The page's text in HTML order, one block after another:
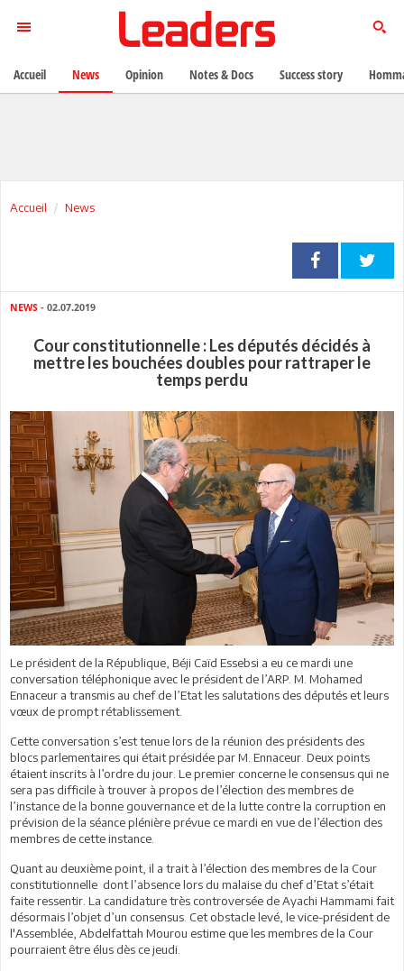
Accueil News
NEWS - 02.07.2019
Cour constitutionnelle : Les députés décidés à
mettre les bouchées doubles pour rattraper le
temps perdu
Le président de la République, Béji Caïd Essebsi a eu ce mardi une
conversation téléphonique avec le président de l’ARP. M. Mohamed
Ennaceur a transmis au chef de l’Etat les salutations des députés et leurs
vœux de prompt rétablissement.
Cette conversation s’est tenue lors de la réunion des présidents des
blocs parlementaires qui était présidée par M. Ennaceur. Deux points
étaient inscrits à l’ordre du jour. Le premier concerne le consensus qui ne
sera pas difficile à trouver à propos de l’élection des membres de
l’instance de la bonne gouvernance et de la lutte contre la corruption en
prévision de la séance plénière prévue ce mardi en vue de l’élection des
membres de cette instance.
Quant au deuxième point, il a trait à l’élection des membres de la Cour
constitutionnelle dont l’absence lors du malaise du chef d’Etat s’était
faite ressentir. La candidature très controversée de Ayachi Hammami fait
désormais l’objet d’un consensus. Cet obstacle levé, le vice-président de
l'Assemblée, Abdelfattah Mourou estime que les membres de la Cour
pourraient être élus dès ce jeudi.
Accueil News Opinion Notes & Docs Success story